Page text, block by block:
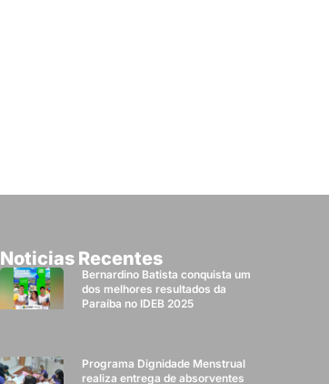
Noticias Recentes
Bernardino Batista conquista um
dos melhores resultados da
Paraíba no IDEB 2025
Programa Dignidade Menstrual
realiza entrega de absorventes